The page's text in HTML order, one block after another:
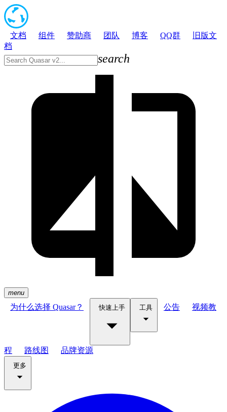
文档 组件 赞助商 团队 博客 QQ群
旧版文
档
search
menu
为什么选择 Quasar？ 快速上手 工具 公告 视频教
程 路线图 品牌资源
更多